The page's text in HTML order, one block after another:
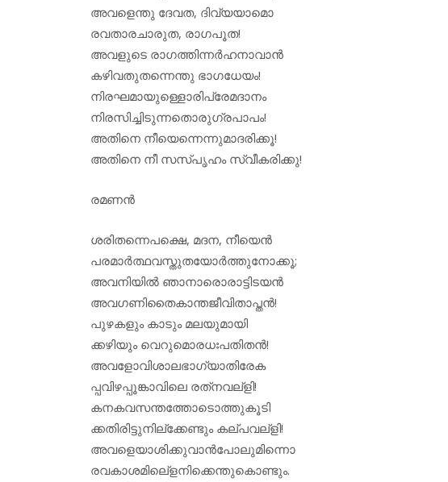
അവളെന്തു ദേവത, ദിവ്യയാമൊ
രവതാരചാരുത, രാഗപൂത!
അവളുടെ രാഗത്തിന്നര്‍ഹനാവാന്‍
കഴിവതുതന്നെന്തു ഭാഗധേയം!
നിരഘമായുള്ളൊരിപ്രേമദാനം
നിരസിച്ചിടുന്നതൊരുഗ്രപാപം!
അതിനെ നീയെന്നെന്നുമാദരിക്കൂ!
അതിനെ നീ സസ്പൃഹം സ്വീകരിക്കു!
രമണന്‍
ശരിതന്നെപക്ഷെ, മദന, നീയെന്‍
പരമാര്‍ത്ഥവസ്തുതയോര്‍ത്തുനോക്കൂ;
അവനിയില്‍ ഞാനാരൊരാട്ടിടയന്‍
അവഗണിതൈകാന്തജീവിതാപ്തന്‍!
പുഴകളും കാടും മലയുമായി
ക്കഴിയും വെറുമൊരധഃപതിതന്‍!
അവളോവിശാലഭാഗ്യാതിരേക
പ്പവിഴപ്പൂങ്കാവിലെ രത്‌നവല്‌ളി!
കനകവസന്തത്തോടൊത്തുകൂടി
ക്കതിരിട്ടുനില്‌ക്കേണ്ടും കല്പവല്‌ളി!
അവളെയാശിക്കുവാന്‍പോലുമിന്നൊ
രവകാശമിലെ്‌ളനിക്കെന്തുകൊണ്ടും.